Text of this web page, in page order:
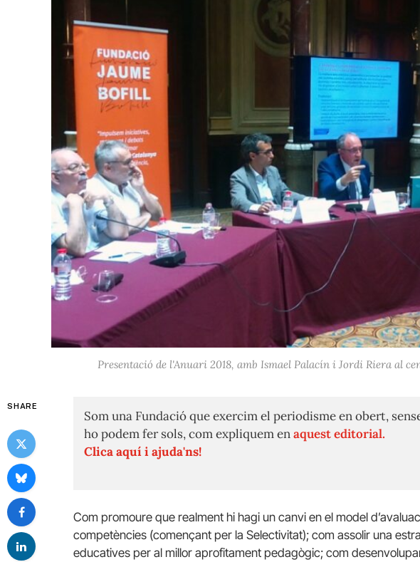
Presentació de l'Anuari 2018, amb Ismael Palacín i Jordi Riera al
SHARE
Som una Fundació que exercim el periodisme en obert,
ho podem fer sols, com expliquem enaquest editorial.
Clica aquí i ajuda'ns!
Com promoure que realment hi hagi un canvi en el model
competències (començant per la Selectivitat); com assolir una
educatives per al millor aprofitament pedagògic; com